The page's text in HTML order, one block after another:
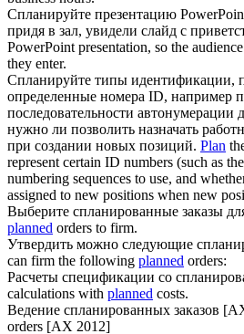
Спланируйте презентацию
придя в зал, увидели слайд с
PowerPoint presentation, so the
they enter.
Спланируйте типы идентификации,
определенные номера ID, например
последовательности автонумерации
нужно ли позволить назначать
при создании новых позиций. Plan
represent certain ID numbers (such as
numbering sequences to use, and
assigned to new positions when new
Выберите спланированные заказы
planned orders to firm.
Утвердить можно следующие
can firm the following planned orders:
Расчеты спецификации со
calculations with planned costs.
Ведение спланированных заказов
orders [AX 2012]